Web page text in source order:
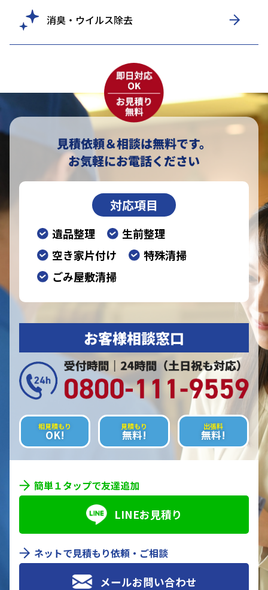
消臭・ウイルス除去
見積依頼＆相談は無料です。
お気軽にお電話ください
対応項目
遺品整理
生前整理
空き家片付け
特殊清掃
ごみ屋敷清掃
お客様相談窓口
相見積もり
OK!
見積もり
無料!
出張料
無料!
簡単１タップで友達追加
LINEお見積り
ネットで見積もり依頼・ご相談
メールお問い合わせ